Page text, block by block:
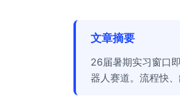
文章摘要
26届暑期实习窗口
器人赛道。流程快